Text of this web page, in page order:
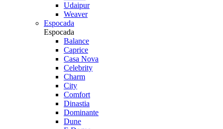
Udaipur
Weaver
Espocada
Espocada
Balance
Caprice
Casa Nova
Celebrity
Charm
City
Comfort
Dinastia
Dominante
Dune